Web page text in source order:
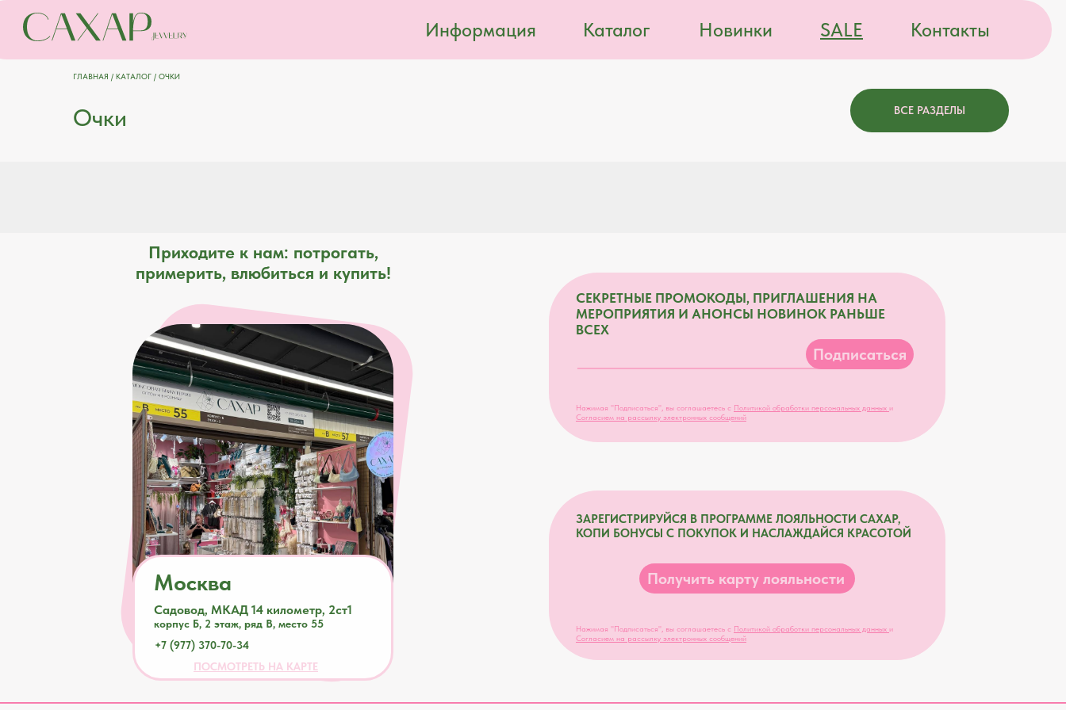
Очки
ГЛАВНАЯ / КАТАЛОГ / ОЧКИ
ВСЕ РАЗДЕЛЫ
Контакты
Каталог Новинки SALE
Информация
Приходите к нам: потрогать,
примерить, влюбиться и купить!
Москва
Садовод, МКАД 14 километр, 2ст1
корпус Б, 2 этаж, ряд В, место 55
ЗАРЕГИСТРИРУЙСЯ В ПРОГРАММЕ ЛОЯЛЬНОСТИ САХАР,
КОПИ БОНУСЫ С ПОКУПОК И НАСЛАЖДАЙСЯ КРАСОТОЙ
Нажимая "Подписаться", вы соглашаетесь с Политикой обработки персональных данных и
Согласием на рассылку электронных сообщений
Получить карту лояльности
СЕКРЕТНЫЕ ПРОМОКОДЫ, ПРИГЛАШЕНИЯ НА
МЕРОПРИЯТИЯ И АНОНСЫ НОВИНОК РАНЬШЕ
ВСЕХ
Подписаться
Нажимая "Подписаться", вы соглашаетесь с Политикой обработки персональных данных и
Согласием на рассылку электронных сообщений
+7 (977) 370-70-34
ПОСМОТРЕТЬ НА КАРТЕ